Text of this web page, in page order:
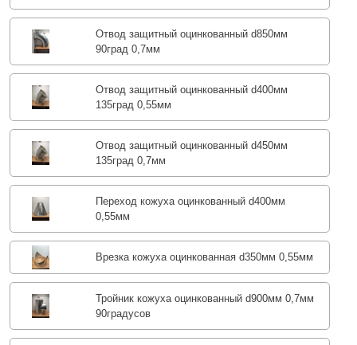
Отвод защитный оцинкованный d850мм
90град 0,7мм
Отвод защитный оцинкованный d400мм
135град 0,55мм
Отвод защитный оцинкованный d450мм
135град 0,7мм
Переход кожуха оцинкованный d400мм
0,55мм
Врезка кожуха оцинкованная d350мм 0,55мм
Тройник кожуха оцинкованный d900мм 0,7мм
90градусов